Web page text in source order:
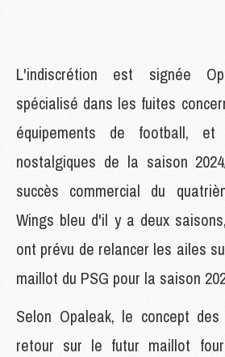
L'indiscrétion est signée
spécialisé dans les fuites
équipements de football,
nostalgiques de la saison
succès commercial du
Wings bleu d'il y a deux
ont prévu de relancer les ailes
maillot du PSG pour la saison
Selon Opaleak, le concept
retour sur le futur maillot